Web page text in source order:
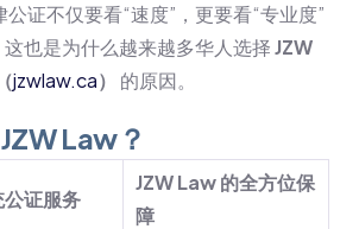
证不仅要看“速度”，更要看“专业度”
这也是为什么越来越多华人选择JZW
jzwlaw.ca） 的原因。
Law？
公证服务
JZW Law 的全方位保
障